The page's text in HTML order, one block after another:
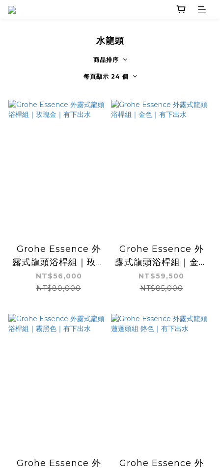
水龍頭
商品排序
每頁顯示 24 個
Grohe Essence 外
露式龍頭浴桿組｜玫瑰
金｜有下出水
NT$56,000
NT$80,000
Grohe Essence 外
露式龍頭浴桿組｜金色
｜有下出水
NT$59,500
NT$85,000
Grohe Essence 外
Grohe Essence 外